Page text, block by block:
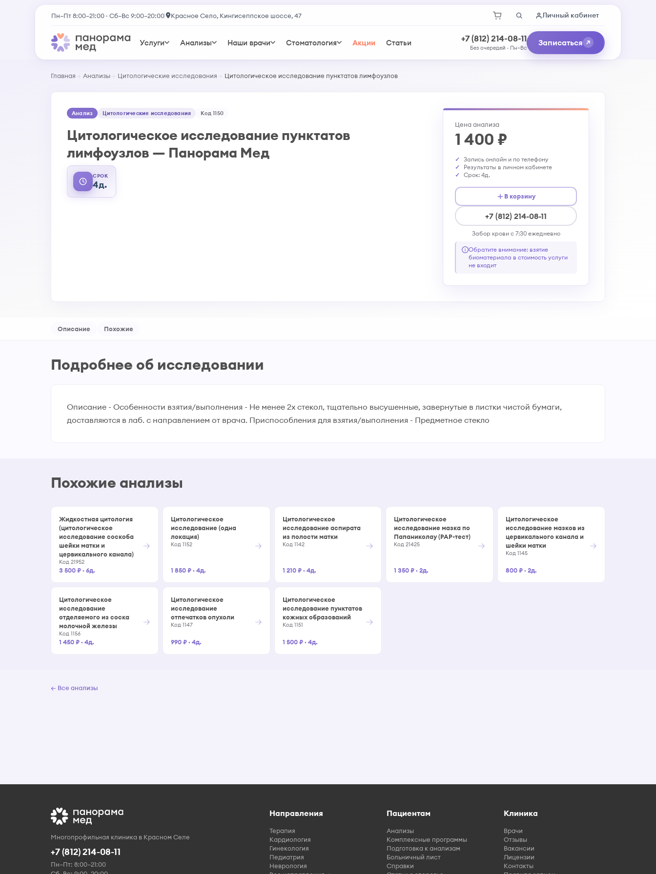
Пн–Пт 8:00–21:00 · Сб–Вс 9:00–20:00 Красное Село, Кингисеппское шоссе, 47 Личный кабинет
Услуги Анализы Наши врачи Стоматология Акции Статьи +7 (812) 214-08-11
Без очередей · Пн–Вс
Записаться
Главная Анализы Цитологические исследования Цитологическое исследование пунктатов лимфоузлов
Анализ Цитологические исследования Код 1150
Цитологическое исследование пунктатов
лимфоузлов — Панорама Мед
СРОК
4д.
Цена анализа
1 400 ₽
Запись онлайн и по телефону
Результаты в личном кабинете
Срок: 4д.
В корзину
+7 (812) 214-08-11
Забор крови с 7:30 ежедневно
Обратите внимание: взятие
биоматериала в стоимость услуги
не входит
Описание Похожие
Подробнее об исследовании
Описание - Особенности взятия/выполнения - Не менее 2х стекол, тщательно высушенные, завернутые в листки чистой бумаги,
доставляются в лаб. с направлением от врача. Приспособления для взятия/выполнения - Предметное стекло
Похожие анализы
Жидкостная цитология
(цитологическое
исследование соскоба
шейки матки и
цервикального канала)
Код 21952
3 500 ₽· 6д.
→
Цитологическое
исследование (одна
локация)
Код 1152
1 850 ₽· 4д.
→
Цитологическое
исследование аспирата
из полости матки
Код 1142
1 210 ₽· 4д.
→
Цитологическое
исследование мазка по
Папаниколау (PAP-тест)
Код 21425
1 350 ₽·2д.
→
Цитологическое
исследование мазков из
цервикального канала и
шейки матки
Код 1145
800 ₽·2д.
→
Цитологическое
исследование
отделяемого из соска
молочной железы
Код 1156
1 450 ₽· 4д.
→
Цитологическое
исследование
отпечатков опухоли
Код 1147
990 ₽· 4д.
→
Цитологическое
исследование пунктатов
кожных образований
Код 1151
1 500 ₽· 4д.
→
← Все анализы
Многопрофильная клиника в Красном Селе
+7 (812) 214-08-11
Пн–Пт: 8:00–21:00
Направления
Терапия
Кардиология
Гинекология
Педиатрия
Неврология
Пациентам
Анализы
Комплексные программы
Подготовка к анализам
Больничный лист
Справки
Клиника
Врачи
Отзывы
Вакансии
Лицензии
Контакты